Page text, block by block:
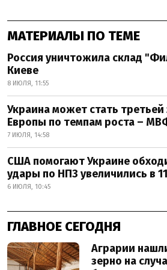
МАТЕРИАЛЫ ПО ТЕМЕ
Россия уничтожила склад
Киеве
8 ИЮЛЯ, 11:55
Украина может стать
Европы по темпам роста –
7 ИЮЛЯ, 14:58
США помогают Украине
удары по НПЗ увеличились в
6 ИЮЛЯ, 10:45
ГЛАВНОЕ СЕГОДНЯ
Аграрии
зерно на